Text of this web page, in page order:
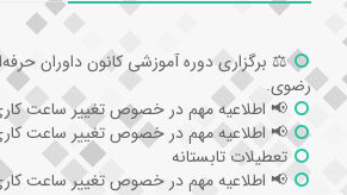
⚖️ برگزاری دوره آموزشی کانون داوران
رضوی.
📢 اطلاعیه مهم در خصوص تغییر ساعت
📢 اطلاعیه مهم در خصوص تغییر ساعت
تعطیلات تابستانه
📢 اطلاعیه مهم در خصوص تغییر ساعت